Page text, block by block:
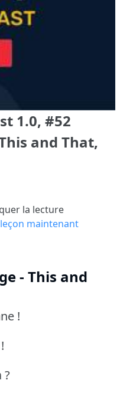
1.0, #52
and That,
la lecture
maintenant
- This and
!
?